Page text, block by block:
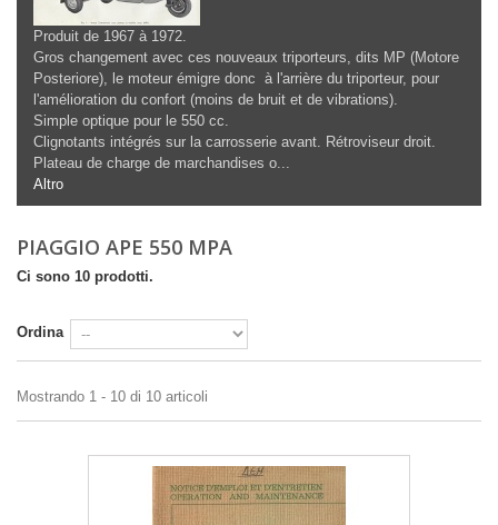
Produit de 1967 à 1972.
Gros changement avec ces nouveaux triporteurs, dits MP (Motore
Posteriore), le moteur émigre donc à l'arrière du triporteur, pour
l'amélioration du confort (moins de bruit et de vibrations).
Simple optique pour le 550 cc.
Clignotants intégrés sur la carrosserie avant. Rétroviseur droit.
Plateau de charge de marchandises o...
Altro
PIAGGIO APE 550 MPA
Ci sono 10 prodotti.
Ordina
Mostrando 1 - 10 di 10 articoli